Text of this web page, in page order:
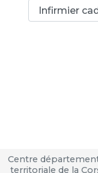
Centre
territoriale de la